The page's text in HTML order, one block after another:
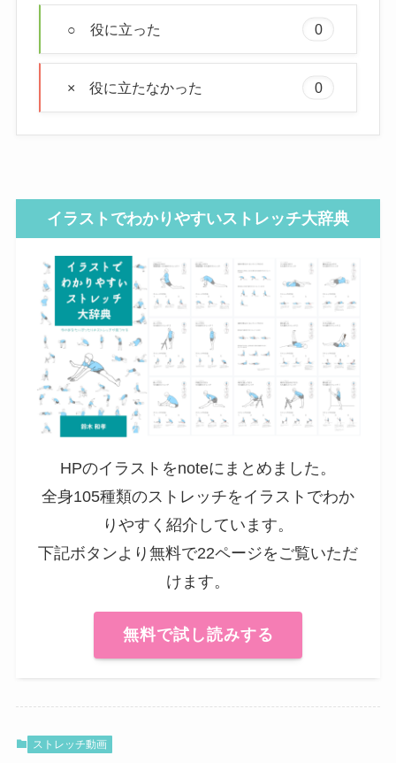
○ 役に立った 0
× 役に立たなかった 0
イラストでわかりやすいストレッチ大辞典
HPのイラストをnoteにまとめました。
全身105種類のストレッチをイラストでわか
りやすく紹介しています。
下記ボタンより無料で22ページをご覧いただ
けます。
無料で試し読みする
ストレッチ動画